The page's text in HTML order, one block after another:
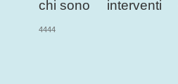
chi sono interventi
4444